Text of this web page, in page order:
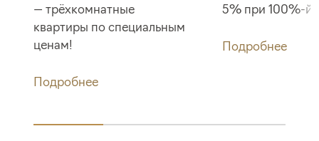
— трёхкомнатные
квартиры по специальным
ценам!
Подробнее
5% при 100%-й
Подробнее